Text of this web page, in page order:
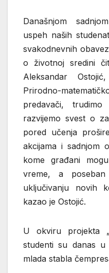
Današnjom
uspeh naših
svakodnevnih
o životnoj sredini
Aleksandar
Prirodno-
predavači,
razvijemo svest o
pored učenja
akcijama i sadnjom
kome građani
vreme, a
uključivanju novih
kazao je Ostojić.
U okviru projekta
studenti su danas u
mlada stabla